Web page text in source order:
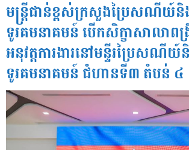
មន្ត្រីជាន់ខ្ពស់ក្រសួងប្រៃសណីយ៍និ
ទូរគមនាគមន៍ បើកសិក្ខាសាលាព
អនុវត្តការងារនៅមន្ទីរប្រៃសណីយ៍
ទូរគមនាគមន៍ ជំហានទី៣ តំបន់ ៤